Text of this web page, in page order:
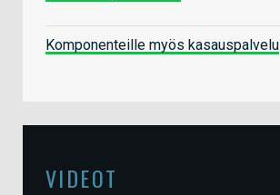
Komponenteille myös kasauspalvelu
VIDEOT